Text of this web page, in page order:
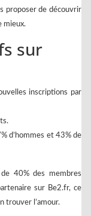
proposer de découvrir
mieux.
sur
inscriptions par
d’hommes et 43% de
40% des membres
sur Be2.fr, ce
trouver l’amour.